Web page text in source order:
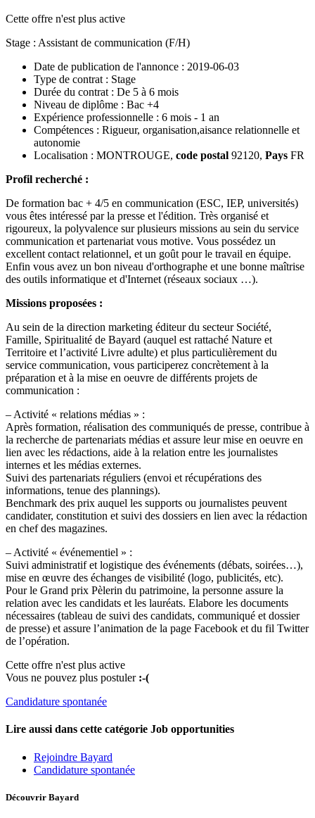
Cette offre n'est plus active
Stage : Assistant de communication (F/H)
Date de publication de l'annonce : 2019-06-03
Type de contrat : Stage
Durée du contrat : De 5 à 6 mois
Niveau de diplôme : Bac +4
Expérience professionnelle : 6 mois - 1 an
Compétences : Rigueur, organisation,aisance relationnelle et
autonomie
Localisation : MONTROUGE, code postal 92120, Pays FR
Profil recherché :
De formation bac + 4/5 en communication (ESC, IEP, universités)
vous êtes intéressé par la presse et l'édition. Très organisé et
rigoureux, la polyvalence sur plusieurs missions au sein du service
communication et partenariat vous motive. Vous possédez un
excellent contact relationnel, et un goût pour le travail en équipe.
Enfin vous avez un bon niveau d'orthographe et une bonne maîtrise
des outils informatique et d'Internet (réseaux sociaux …).
Missions proposées :
Au sein de la direction marketing éditeur du secteur Société,
Famille, Spiritualité de Bayard (auquel est rattaché Nature et
Territoire et l’activité Livre adulte) et plus particulièrement du
service communication, vous participerez concrètement à la
préparation et à la mise en oeuvre de différents projets de
communication :
– Activité « relations médias » :
Après formation, réalisation des communiqués de presse, contribue à
la recherche de partenariats médias et assure leur mise en oeuvre en
lien avec les rédactions, aide à la relation entre les journalistes
internes et les médias externes.
Suivi des partenariats réguliers (envoi et récupérations des
informations, tenue des plannings).
Benchmark des prix auquel les supports ou journalistes peuvent
candidater, constitution et suivi des dossiers en lien avec la rédaction
en chef des magazines.
– Activité « événementiel » :
Suivi administratif et logistique des événements (débats, soirées…),
mise en œuvre des échanges de visibilité (logo, publicités, etc).
Pour le Grand prix Pèlerin du patrimoine, la personne assure la
relation avec les candidats et les lauréats. Elabore les documents
nécessaires (tableau de suivi des candidats, communiqué et dossier
de presse) et assure l’animation de la page Facebook et du fil Twitter
de l’opération.
Cette offre n'est plus active
Vous ne pouvez plus postuler :-(
Candidature spontanée
Lire aussi dans cette catégorie Job opportunities
Rejoindre Bayard
Candidature spontanée
Découvrir Bayard